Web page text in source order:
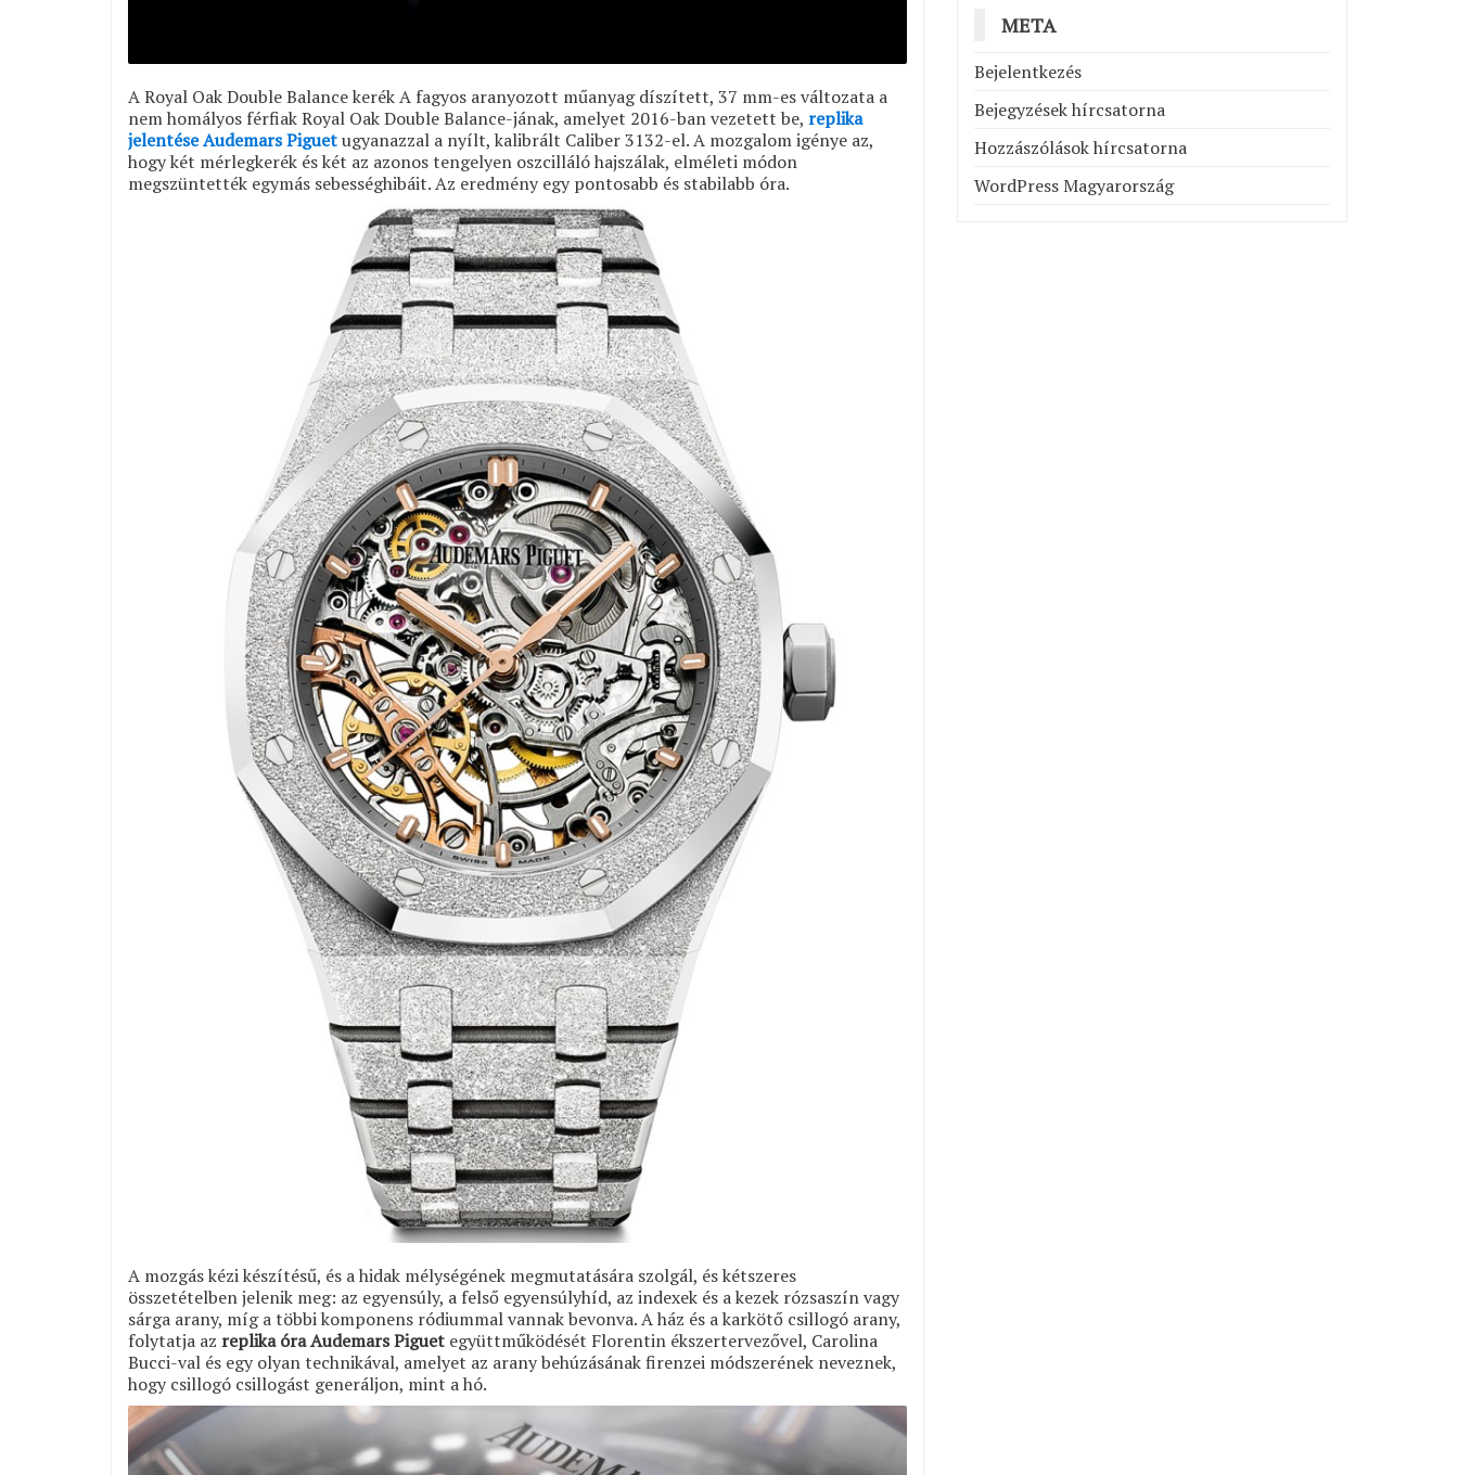
A Royal Oak Double Balance kerék A fagyos aranyozott műanyag díszített, 37 mm-es változata a
nem homályos férfiak Royal Oak Double Balance-jának, amelyet 2016-ban vezetett be, replika
jelentése Audemars Piguetugyanazzal a nyílt, kalibrált Caliber 3132-el. A mozgalom igénye az,
hogy két mérlegkerék és két az azonos tengelyen oszcilláló hajszálak, elméleti módon
megszüntették egymás sebességhibáit. Az eredmény egy pontosabb és stabilabb óra.
A mozgás kézi készítésű, és a hidak mélységének megmutatására szolgál, és kétszeres
összetételben jelenik meg: az egyensúly, a felső egyensúlyhíd, az indexek és a kezek rózsaszín vagy
sárga arany, míg a többi komponens ródiummal vannak bevonva. A ház és a karkötő csillogó arany,
folytatja az replika óra Audemars Piguet együttműködését Florentin ékszertervezővel, Carolina
Bucci-val és egy olyan technikával, amelyet az arany behúzásának firenzei módszerének neveznek,
hogy csillogó csillogást generáljon, mint a hó.
META
Bejelentkezés
Bejegyzések hírcsatorna
Hozzászólások hírcsatorna
WordPress Magyarország